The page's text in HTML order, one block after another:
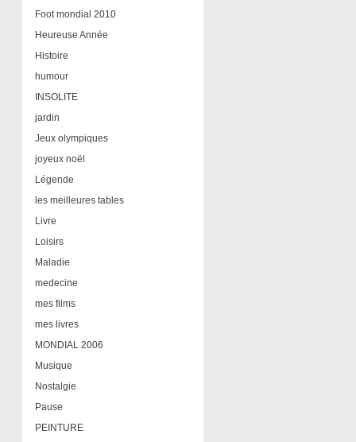
Foot mondial 2010
Heureuse Année
Histoire
humour
INSOLITE
jardin
Jeux olympiques
joyeux noël
Légende
les meilleures tables
Livre
Loisirs
Maladie
medecine
mes films
mes livres
MONDIAL 2006
Musique
Nostalgie
Pause
PEINTURE